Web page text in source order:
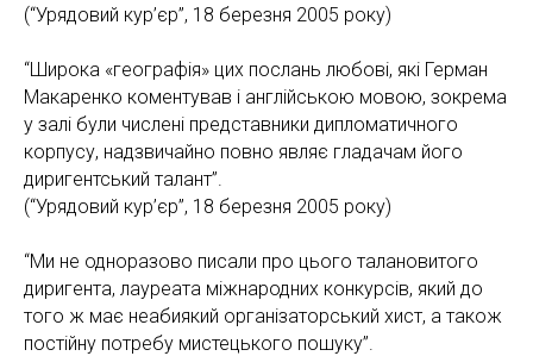
(“Урядовий кур’єр”, 18 березня 2005 року)
“Широка «географія» цих послань любові, які Герман
Макаренко коментував і англійською мовою, зокрема
у залі були числені представники дипломатичного
корпусу, надзвичайно повно являє гладачам його
диригентський талант”.
(“Урядовий кур’єр”, 18 березня 2005 року)
“Ми не одноразово писали про цього талановитого
диригента, лауреата міжнародних конкурсів, який до
того ж має неабиякий організаторський хист, а також
постійну потребу мистецького пошуку”.